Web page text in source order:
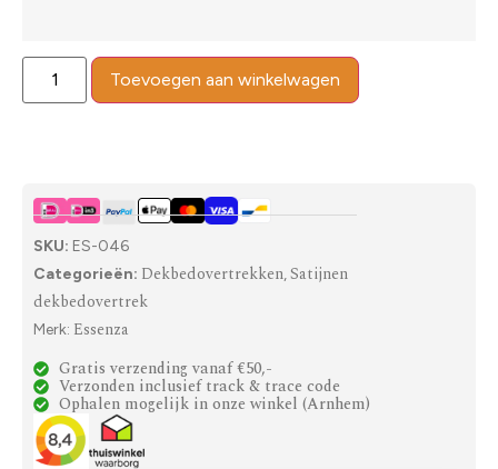
Toevoegen aan winkelwagen
SKU: ES-046
Categorieën: Dekbedovertrekken,Satijnen
dekbedovertrek
Merk: Essenza
Gratis verzending vanaf €50,-
Verzonden inclusief track & trace code
Ophalen mogelijk in onze winkel (Arnhem)